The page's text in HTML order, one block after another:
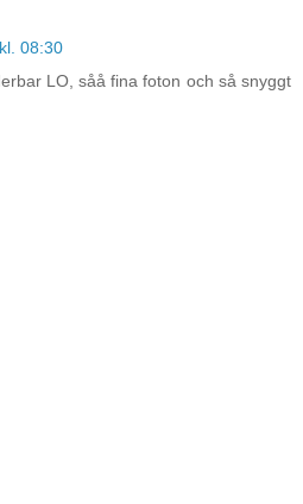
08:30
LO, såå fina foton och så snyggt